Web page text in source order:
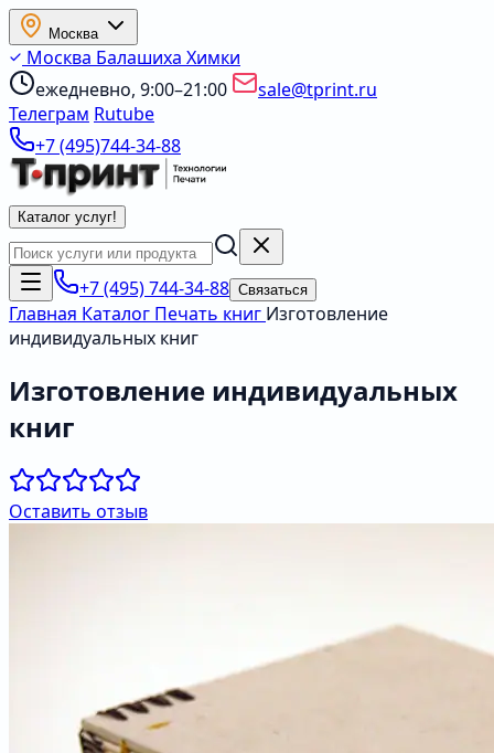
Москва
Москва Балашиха Химки
ежедневно, 9:00–21:00
sale@tprint.ru
Телеграм Rutube
+7 (495)744-34-88
Каталог услуг!
+7 (495) 744-34-88 Связаться
Главная Каталог Печать книг Изготовление
индивидуальных книг
Изготовление индивидуальных
книг
Оставить отзыв